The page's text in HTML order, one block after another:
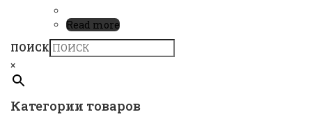
Read more
ПОИСК
×
Категории товаров